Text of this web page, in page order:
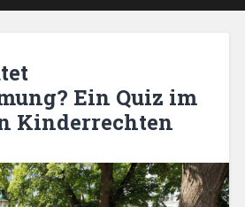
Ein Quiz im
Kinderrechten